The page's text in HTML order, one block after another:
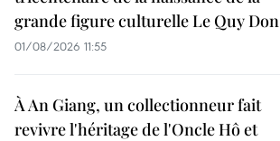
grande figure culturelle Le Quy Don
01/08/2026 11:55
À An Giang, un collectionneur fait
revivre l'héritage de l'Oncle Hô et